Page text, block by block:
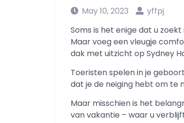
May 10, 2023
yffpj
Soms is het enige dat u
Maar voeg een vleugje
dak met uitzicht op Sydney
Toeristen spelen in je
dat je de neiging hebt om te
Maar misschien is het
van vakantie – waar u